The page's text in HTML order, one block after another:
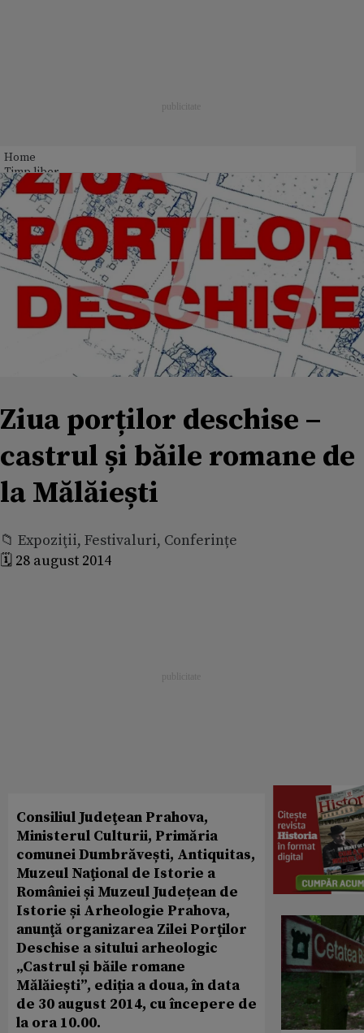
Home
Timp liber
Ziua porților deschise –
castrul și băile romane de
la Mălăiești
📁 Expoziţii, Festivaluri, Conferințe
🗓️ 28 august 2014
Consiliul Judeţean Prahova,
Ministerul Culturii, Primăria
comunei Dumbrăvești, Antiquitas,
Muzeul Naţional de Istorie a
României și Muzeul Județean de
Istorie și Arheologie Prahova,
anunţă organizarea Zilei Porţilor
Deschise a sitului arheologic
„Castrul și băile romane
Mălăiești”, ediția a doua, în data
de 30 august 2014, cu începere de
la ora 10.00.